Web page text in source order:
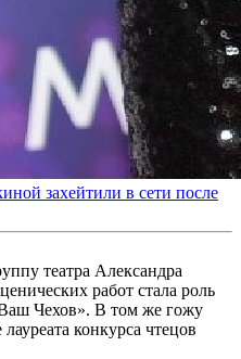
захейтили в сети после
театра Александра
работ стала роль
Чехов». В том же гожу
конкурса чтецов